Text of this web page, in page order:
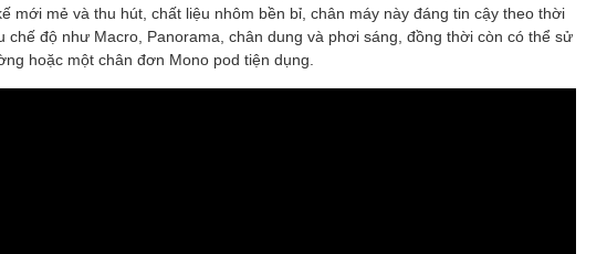
mới mẻ và thu hút, chất liệu nhôm bền bỉ, chân máy này đáng tin cậy theo thời
chế độ như Macro, Panorama, chân dung và phơi sáng, đồng thời còn có thể sử
hoặc một chân đơn Mono pod tiện dụng.